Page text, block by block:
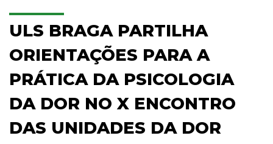
ULS BRAGA PARTILHA
ORIENTAÇÕES PARA A
PRÁTICA DA PSICOLOGIA
DA DOR NO X ENCONTRO
DAS UNIDADES DA DOR